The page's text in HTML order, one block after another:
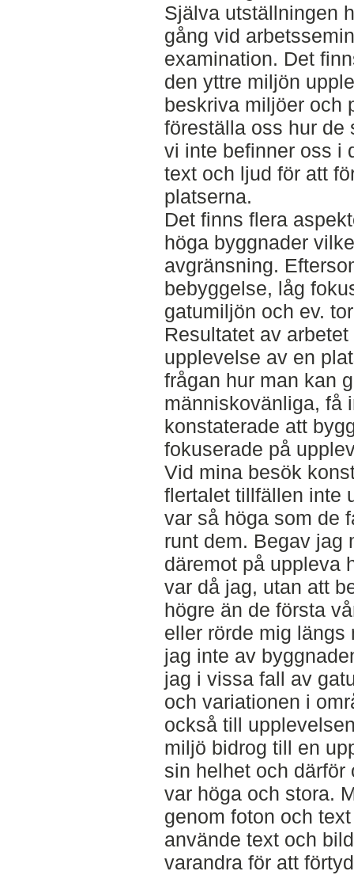
Själva utställningen
gång vid
examination. Det
den yttre miljön
beskriva miljöer och
föreställa oss hur de
vi inte befinner oss i
text och ljud för att
platserna.
Det finns flera
höga byggnader
avgränsning.
bebyggelse, låg
gatumiljön och ev.
Resultatet av
upplevelse av en
frågan hur man kan
människovänliga, få
konstaterade att
fokuserade på
Vid mina besök
flertalet tillfällen inte
var så höga som de
runt dem. Begav jag
däremot på uppleva
var då jag, utan att
högre än de första
eller rörde mig längs
jag inte av
jag i vissa fall av
och variationen i
också till
miljö bidrog till en
sin helhet och
var höga och stora.
genom foton och
använde text och
varandra för att